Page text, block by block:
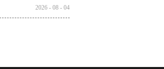
2026 - 08 - 04